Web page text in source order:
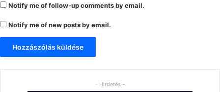
Notify me of follow-up comments by email.
Notify me of new posts by email.
- Hirdetés -